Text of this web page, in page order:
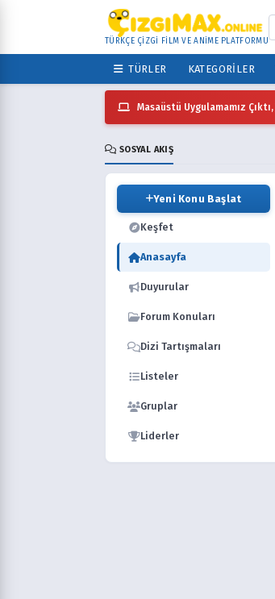
TÜRKÇE ÇİZGİ FİLM VE ANİME PLATFORMU
TÜRLER KATEGORILER
Masaüstü Uygulamamız Çıktı,
SOSYAL AKIŞ
Yeni Konu Başlat
Keşfet
Anasayfa
Duyurular
Forum Konuları
Dizi Tartışmaları
Listeler
Gruplar
Liderler